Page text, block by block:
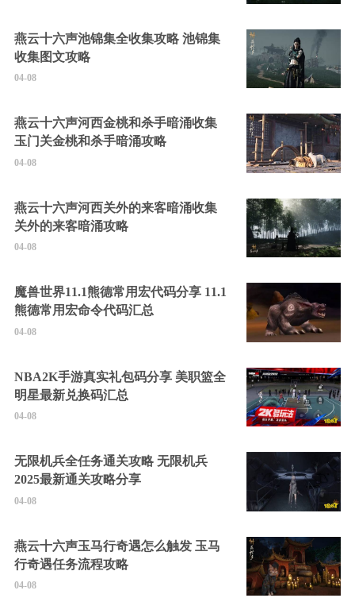
燕云十六声池锦集全收集攻略 池锦集
收集图文攻略
04-08
燕云十六声河西金桃和杀手暗涌收集
玉门关金桃和杀手暗涌攻略
04-08
燕云十六声河西关外的来客暗涌收集
关外的来客暗涌攻略
04-08
魔兽世界11.1熊德常用宏代码分享 11.1
熊德常用宏命令代码汇总
04-08
NBA2K手游真实礼包码分享 美职篮全
明星最新兑换码汇总
04-08
无限机兵全任务通关攻略 无限机兵
2025最新通关攻略分享
04-08
燕云十六声玉马行奇遇怎么触发 玉马
行奇遇任务流程攻略
04-08